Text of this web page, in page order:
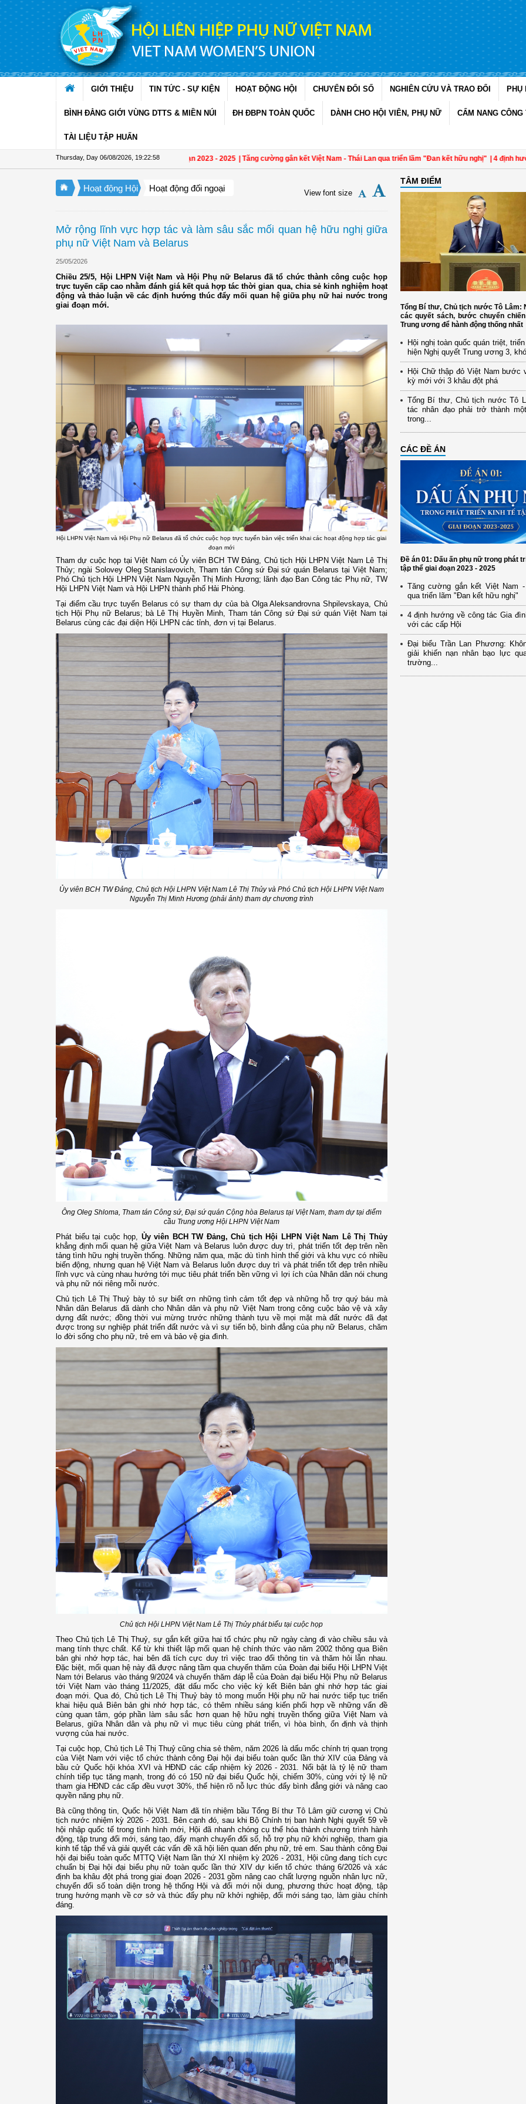
Skip to Content
GIỚI THIỆU TIN TỨC - SỰ KIỆN HOẠT ĐỘNG HỘI CHUYỂN ĐỔI SỐ NGHIÊN CỨU VÀ TRAO ĐỔI PHỤ
BÌNH ĐẲNG GIỚI VÙNG DTTS & MIỀN NÚI ĐH ĐBPN TOÀN QUỐC DÀNH CHO HỘI VIÊN, PHỤ NỮ CẨM NANG CÔNG
TÀI LIỆU TẬP HUẤN
Thursday, Day 06/08/2026 19:23:00
nữ trong phát triển kinh tế tập thể giai đoạn 2023 - 2025 | Tăng cường gắn kết Việt Nam - Thái Lan qua triển lãm "Đan kết hữu nghị" | 4 định hướng về
Hoạt động Hội Hoạt động đối ngoại View font size
Mở rộng lĩnh vực hợp tác và làm sâu sắc mối quan hệ hữu nghị giữa
phụ nữ Việt Nam và Belarus
25/05/2026
Chiều 25/5, Hội LHPN Việt Nam và Hội Phụ nữ Belarus đã tổ chức thành công cuộc họp
trực tuyến cấp cao nhằm đánh giá kết quả hợp tác thời gian qua, chia sẻ kinh nghiệm hoạt
động và thảo luận về các định hướng thúc đẩy mối quan hệ giữa phụ nữ hai nước trong
giai đoạn mới.
Hội LHPN Việt Nam và Hội Phụ nữ Belarus đã tổ chức cuộc họp trực tuyến bàn việc triển khai các hoạt động hợp tác giai
đoạn mới
Tham dự cuộc họp tại Việt Nam có Ủy viên BCH TW Đảng, Chủ tịch Hội LHPN Việt Nam Lê Thị
Thủy; ngài Solovey Oleg Stanislavovich, Tham tán Công sứ Đại sứ quán Belarus tại Việt Nam;
Phó Chủ tịch Hội LHPN Việt Nam Nguyễn Thị Minh Hương; lãnh đạo Ban Công tác Phụ nữ, TW
Hội LHPN Việt Nam và Hội LHPN thành phố Hải Phòng.
Tại điểm cầu trực tuyến Belarus có sự tham dự của bà Olga Aleksandrovna Shpilevskaya, Chủ
tịch Hội Phụ nữ Belarus; bà Lê Thị Huyền Minh, Tham tán Công sứ Đại sứ quán Việt Nam tại
Belarus cùng các đại diện Hội LHPN các tỉnh, đơn vị tại Belarus.
Ủy viên BCH TW Đảng, Chủ tịch Hội LHPN Việt Nam Lê Thị Thủy và Phó Chủ tịch Hội LHPN Việt Nam
Nguyễn Thị Minh Hương (phải ảnh) tham dự chương trình
Ông Oleg Shloma, Tham tán Công sứ, Đại sứ quán Cộng hòa Belarus tại Việt Nam, tham dự tại điểm
cầu Trung ương Hội LHPN Việt Nam
Phát biểu tại cuộc họp, Ủy viên BCH TW Đảng, Chủ tịch Hội LHPN Việt Nam Lê Thị Thủy
khẳng định mối quan hệ giữa Việt Nam và Belarus luôn được duy trì, phát triển tốt đẹp trên nền
tảng tình hữu nghị truyền thống. Những năm qua, mặc dù tình hình thế giới và khu vực có nhiều
biến động, nhưng quan hệ Việt Nam và Belarus luôn được duy trì và phát triển tốt đẹp trên nhiều
lĩnh vực và cùng nhau hướng tới mục tiêu phát triển bền vững vì lợi ích của Nhân dân nói chung
và phụ nữ nói riêng mỗi nước.
Chủ tịch Lê Thị Thuỷ bày tỏ sự biết ơn những tình cảm tốt đẹp và những hỗ trợ quý báu mà
Nhân dân Belarus đã dành cho Nhân dân và phụ nữ Việt Nam trong công cuộc bảo vệ và xây
dựng đất nước; đồng thời vui mừng trước những thành tựu về mọi mặt mà đất nước đã đạt
được trong sự nghiệp phát triển đất nước và vì sự tiến bộ, bình đẳng của phụ nữ Belarus, chăm
lo đời sống cho phụ nữ, trẻ em và bảo vệ gia đình.
Chủ tịch Hội LHPN Việt Nam Lê Thị Thủy phát biểu tại cuộc họp
Theo Chủ tịch Lê Thị Thuỷ, sự gắn kết giữa hai tổ chức phụ nữ ngày càng đi vào chiều sâu và
mang tính thực chất. Kể từ khi thiết lập mối quan hệ chính thức vào năm 2002 thông qua Biên
bản ghi nhớ hợp tác, hai bên đã tích cực duy trì việc trao đổi thông tin và thăm hỏi lẫn nhau.
Đặc biệt, mối quan hệ này đã được nâng tầm qua chuyến thăm của Đoàn đại biểu Hội LHPN Việt
Nam tới Belarus vào tháng 9/2024 và chuyến thăm đáp lễ của Đoàn đại biểu Hội Phụ nữ Belarus
tới Việt Nam vào tháng 11/2025, đặt dấu mốc cho việc ký kết Biên bản ghi nhớ hợp tác giai
đoạn mới. Qua đó, Chủ tịch Lê Thị Thuỷ bày tỏ mong muốn Hội phụ nữ hai nước tiếp tục triển
khai hiệu quả Biên bản ghi nhớ hợp tác, có thêm nhiều sáng kiến phối hợp về những vấn đề
cùng quan tâm, góp phần làm sâu sắc hơn quan hệ hữu nghị truyền thống giữa Việt Nam và
Belarus, giữa Nhân dân và phụ nữ vì mục tiêu cùng phát triển, vì hòa bình, ổn định và thịnh
vượng của hai nước.
Tại cuộc họp, Chủ tịch Lê Thị Thuỷ cũng chia sẻ thêm, năm 2026 là dấu mốc chính trị quan trọng
của Việt Nam với việc tổ chức thành công Đại hội đại biểu toàn quốc lần thứ XIV của Đảng và
bầu cử Quốc hội khóa XVI và HĐND các cấp nhiệm kỳ 2026 - 2031. Nổi bật là tỷ lệ nữ tham
chính tiếp tục tăng mạnh, trong đó có 150 nữ đại biểu Quốc hội, chiếm 30%, cùng với tỷ lệ nữ
tham gia HĐND các cấp đều vượt 30%, thể hiện rõ nỗ lực thúc đẩy bình đẳng giới và nâng cao
quyền năng phụ nữ.
Bà cũng thông tin, Quốc hội Việt Nam đã tín nhiệm bầu Tổng Bí thư Tô Lâm giữ cương vị Chủ
tịch nước nhiệm kỳ 2026 - 2031. Bên cạnh đó, sau khi Bộ Chính trị ban hành Nghị quyết 59 về
hội nhập quốc tế trong tình hình mới, Hội đã nhanh chóng cụ thể hóa thành chương trình hành
động, tập trung đổi mới, sáng tạo, đẩy mạnh chuyển đổi số, hỗ trợ phụ nữ khởi nghiệp, tham gia
kinh tế tập thể và giải quyết các vấn đề xã hội liên quan đến phụ nữ, trẻ em. Sau thành công Đại
hội đại biểu toàn quốc MTTQ Việt Nam lần thứ XI nhiệm kỳ 2026 - 2031, Hội cũng đang tích cực
chuẩn bị Đại hội đại biểu phụ nữ toàn quốc lần thứ XIV dự kiến tổ chức tháng 6/2026 và xác
định ba khâu đột phá trong giai đoạn 2026 - 2031 gồm nâng cao chất lượng nguồn nhân lực nữ,
chuyển đổi số toàn diện trong hệ thống Hội và đổi mới nội dung, phương thức hoạt động, tập
trung hướng mạnh về cơ sở và thúc đẩy phụ nữ khởi nghiệp, đổi mới sáng tạo, làm giàu chính
đáng.
TÂM ĐIỂM
Tổng Bí thư, Chủ tịch nước Tô Lâm:
các quyết sách, bước chuyển
Trung ương để hành động thống nhất
Hội nghị toàn quốc quán triệt,
hiện Nghị quyết Trung ương 3,
Hội Chữ thập đỏ Việt Nam bước
kỳ mới với 3 khâu đột phá
Tổng Bí thư, Chủ tịch nước Tô
tác nhân đạo phải trở thành
trong...
CÁC ĐỀ ÁN
Đề án 01: Dấu ấn phụ nữ trong phát
tập thể giai đoạn 2023 - 2025
Tăng cường gắn kết Việt Nam
qua triển lãm "Đan kết hữu nghị"
4 định hướng về công tác Gia
với các cấp Hội
Đại biểu Trần Lan Phương:
giải khiến nạn nhân bạo lực
trường...